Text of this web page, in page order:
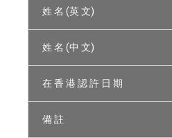
姓 名 (英 文)
姓 名 (中 文)
在 香 港 認 許 日 期
備 註